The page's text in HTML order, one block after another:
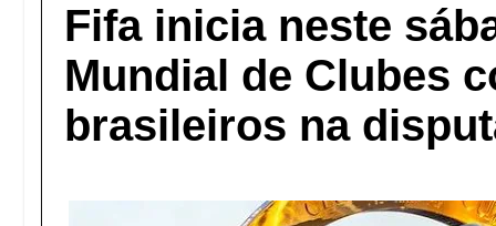
Fifa inicia neste
Mundial de Clubes
brasileiros na